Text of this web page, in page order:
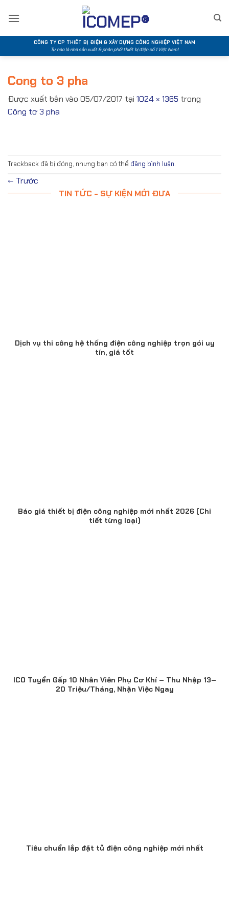
qua
CÔNG TY CP THIẾT BỊ ĐIỆN & XÂY DỰNG CÔNG NGHIỆP VIỆT NAM
Tự hào là nhà sản xuất & phân phối thiết bị điện số 1 Việt Nam!
Cong to 3 pha
Được xuất bản vào 05/07/2017 tại 1024 × 1365 trong
Công tơ 3 pha
Trackback đã bị đóng, nhưng bạn có thể đăng bình luận.
← Trước
TIN TỨC - SỰ KIỆN MỚI ĐƯA
Dịch vụ thi công hệ thống điện công nghiệp trọn gói uy
tín, giá tốt
Báo giá thiết bị điện công nghiệp mới nhất 2026 (Chi
tiết từng loại)
ICO Tuyển Gấp 10 Nhân Viên Phụ Cơ Khí – Thu Nhập 13–
20 Triệu/Tháng, Nhận Việc Ngay
Tiêu chuẩn lắp đặt tủ điện công nghiệp mới nhất